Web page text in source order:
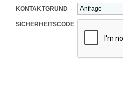
KONTAKTGRUND
SICHERHEITSCODE